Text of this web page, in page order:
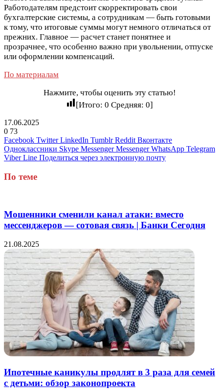
Работодателям предстоит скорректировать свои
бухгалтерские системы, а сотрудникам — быть готовыми
к тому, что итоговые суммы могут немного отличаться от
прежних. Главное — расчет станет понятнее и
прозрачнее, что особенно важно при увольнении, отпуске
или оформлении компенсаций.
По материалам
Нажмите, чтобы оценить эту статью!
[Итого: 0 Средняя: 0]
17.06.2025
0 73
Facebook Twitter LinkedIn Tumblr Reddit Вконтакте
Одноклассники Skype Messenger Messenger WhatsApp Telegram
Viber Line Поделиться через электронную почту
По теме
Мошенники сменили канал атаки: вместо
мессенджеров — сотовая связь | Банки Сегодня
21.08.2025
Ипотечные каникулы продлят в 3 раза для семей
с детьми: обзор законопроекта